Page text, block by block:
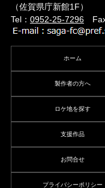
（佐賀県庁新館1F）
Tel： 0952-25-7296Fax
ホーム
製作者の方へ
ロケ地を探す
支援作品
お問合せ
プライバシーポリシー